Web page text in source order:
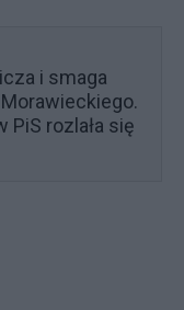
i smaga
PiS rozlała się